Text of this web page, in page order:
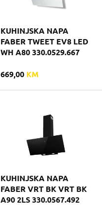
KUHINJSKA NAPA
FABER TWEET EV8 LED
WH A80 330.0529.667
669,00 KM
KUHINJSKA NAPA
FABER VRT BK VRT BK
A90 2LS 330.0567.492